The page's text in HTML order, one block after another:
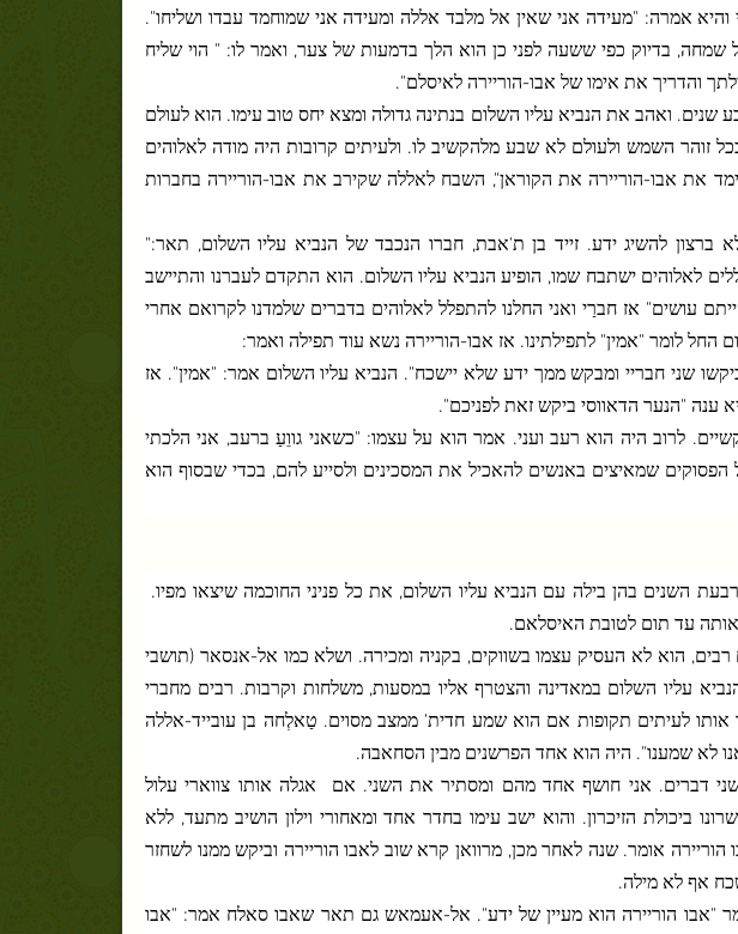
אמרה: "מעידה אני שאין אל מלבד אללה ומעידה אני שמוחמד עבדו ושליחו".
שמחה, בדיוק כפי ששעה לפני כן הוא הלך בדמעות של צער, ואמר לו: " הוי שליח
והדריך את אימו של אבו-הוריירה לאיסלם".
ואהב את הנביא עליו השלום בנתינה גדולה ומצא יחס טוב עימו. הוא לעולם
זוהר השמש ולעולם לא שבע מלהקשיב לו. ולעיתים קרובות היה מודה לאלוהים
את אבו-הוריירה את הקוראן", השבח לאללה שקירב את אבו-הוריירה בחברות
ברצון להשיג ידע. זייד בן ת'אבת, חברו הנכבד של הנביא עליו השלום, תאר:"
לאלוהים ישתבח שמו, הופיע הנביא עליו השלום. הוא התקדם לעברנו והתיישב
עושים" אז חברַי ואני החלנו להתפלל לאלוהים בדברים שלמדנו לקרואם אחרי
החל לומר "אמין" לתפילתינו. אז אבו-הוריירה נשא עוד תפילה ואמר:
שני חבריי ומבקש ממך ידע שלא יישכח". הנביא עליו השלום אמר: "אמין". אז
ענה "הנער הדאווסי ביקש זאת לפניכם".
לרוב היה הוא רעב ועני. אמר הוא על עצמו: "כשאני גווֵעַ ברעב, אני הלכתי
הפסוקים שמאיצים באנשים להאכיל את המסכינים ולסייע להם, בכדי שבסוף הוא
השנים בהן בילה עם הנביא עליו השלום, את כל פניני החוכמה שיצאו מפיו.
עד תום לטובת האיסלאם.
רבים, הוא לא העסיק עצמו בשווקים, בקניה ומכירה. ושלא כמו אל-אנסאר (תושבי
עליו השלום במאדינה והצטרף אליו במסעות, משלחות וקרבות. רבים מחברי
לעיתים תקופות אם הוא שמע חדית' ממצב מסוים. טַאלְחה בן עובייד-אללה
לא שמענו". היה הוא אחד הפרשנים מבין הסחאבה.
דברים. אני חושף אחד מהם ומסתיר את השני. אם
אגלה אותו צווארי עלול
ביכולת הזיכרון. והוא ישב עימו בחדר אחד ומאחורי וילון הושיב מתעד, ללא
אומר. שנה לאחר מכן, מרוואן קרא שוב לאבו הוריירה וביקש ממנו לשחזר
אף לא מילה.
"אבו הוריירה הוא מעיין של ידע". אל-אעמאש גם תאר שאבו סאלח אמר: "אבו